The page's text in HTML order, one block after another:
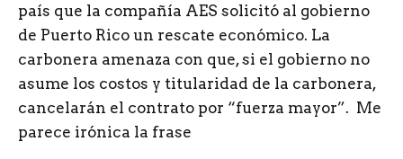
país que la compañía AES solicitó al gobierno
de Puerto Rico un rescate económico. La
carbonera amenaza con que, si el gobierno no
asume los costos y titularidad de la carbonera,
cancelarán el contrato por “fuerza mayor”. Me
parece irónica la frase